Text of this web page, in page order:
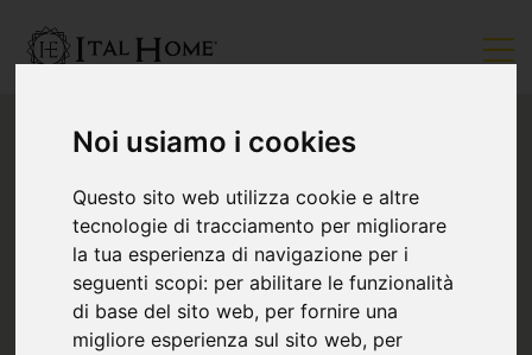
Noi usiamo i cookies
Questo sito web utilizza cookie e altre
tecnologie di tracciamento per migliorare
la tua esperienza di navigazione per i
seguenti scopi: per abilitare le funzionalità
di base del sito web, per fornire una
migliore esperienza sul sito web, per